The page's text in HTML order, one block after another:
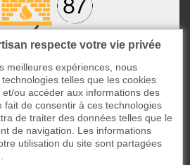
le Bourg
Boisseuil
06 14 49
57 44 80
respecte votre vie privée
meilleures expériences, nous
telles que les cookies
et/ou accéder aux informations des
fait de consentir à ces technologies
de traiter des données telles que le
de navigation. Les informations
utilisation du site sont partagées